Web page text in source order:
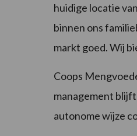
huidige locatie
binnen ons
markt goed. Wij
Coops
management
autonome wijze